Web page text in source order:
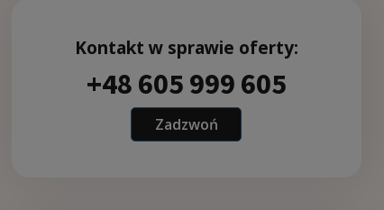
Kontakt w sprawie oferty:
+48 605 999 605
Zadzwoń